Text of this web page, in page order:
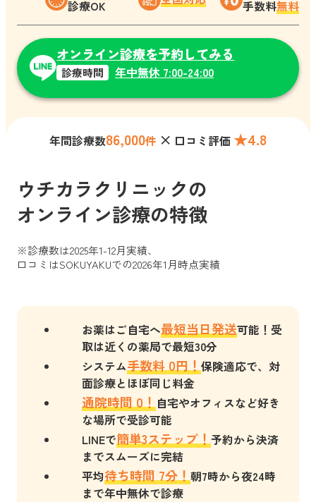
診療OK
手数料無料
オンライン診療を予約してみる
診療時間 年中無休 7:00-24:00
年間診療数86,000件 × 口コミ評価 ★4.8
ウチカラクリニックの
オンライン診療の特徴
※診療数は2025年1-12月実績、
口コミはSOKUYAKUでの2026年1月時点実績
お薬はご自宅へ最短当日発送可能！受
取は近くの薬局で最短30分
システム手数料 0円！ 保険適応で、対
面診療とほぼ同じ料金
通院時間 0！ 自宅やオフィスなど好き
な場所で受診可能
LINEで簡単3ステップ！ 予約から決済
までスムーズに完結
平均待ち時間 7分！ 朝7時から夜24時
まで年中無休で診療